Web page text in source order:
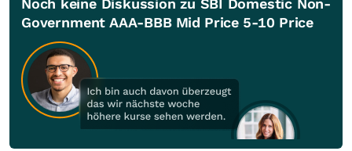
Noch keine Diskussion zu SBI Domestic Non-
Government AAA-BBB Mid Price 5-10 Price